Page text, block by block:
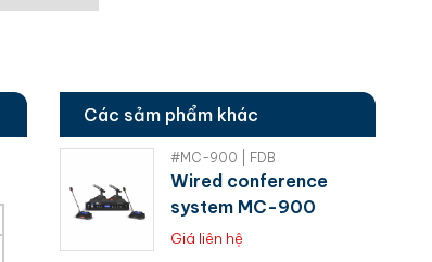
Các sảm phẩm khác
#MC-900 | FDB
Wired conference
system MC-900
Giá liên hệ